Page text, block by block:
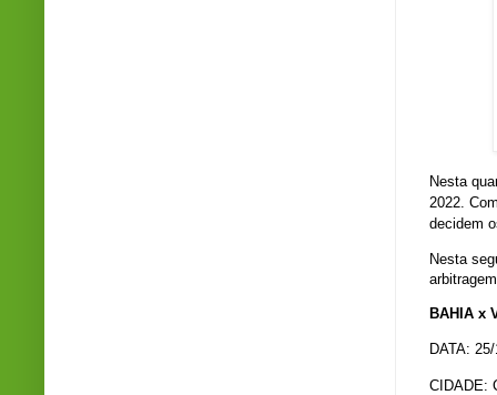
Nesta
2022.
decidem
Nesta
BAHIA x
DATA:
CIDADE: